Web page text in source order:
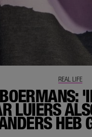
REAL LIFE
LUIERS
HEB